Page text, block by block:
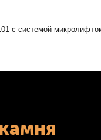
с системой